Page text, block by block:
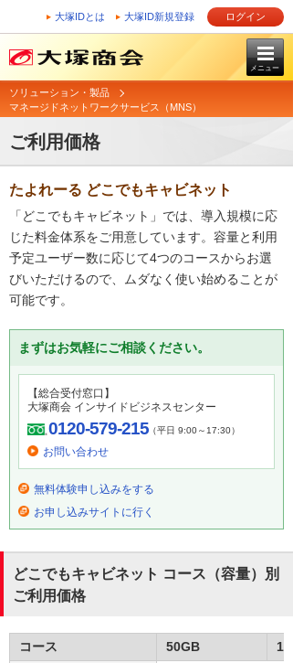
大塚IDとは 大塚ID新規登録 ログイン
メニュー
ソリューション・製品
マネージドネットワークサービス（MNS）
ご利用価格
たよれーる どこでもキャビネット
「どこでもキャビネット」では、導入規模に応
じた料金体系をご用意しています。容量と利用
予定ユーザー数に応じて4つのコースからお選
びいただけるので、ムダなく使い始めることが
可能です。
まずはお気軽にご相談ください。
【総合受付窓口】
大塚商会 インサイドビジネスセンター
0120-579-215（平日 9:00～17:30）
お問い合わせ
無料体験申し込みをする
お申し込みサイトに行く
どこでもキャビネット コース（容量）別
ご利用価格
コース 50GB